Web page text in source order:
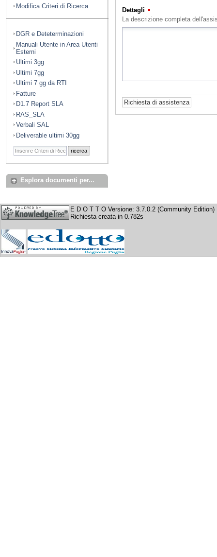
Modifica Criteri di Ricerca
DGR e Deteterminazioni
Manuali Utente in Area Utenti
Esterni
Ultimi 3gg
Ultimi 7gg
Ultimi 7 gg da RTI
Fatture
D1.7 Report SLA
RAS_SLA
Verbali SAL
Deliverable ultimi 30gg
ricerca
Esplora documenti per...
Dettagli
La descrizione completa
E D O T T O Versione: 3.7.0.2 (Community Edition)
Richiesta creata in 0.782s